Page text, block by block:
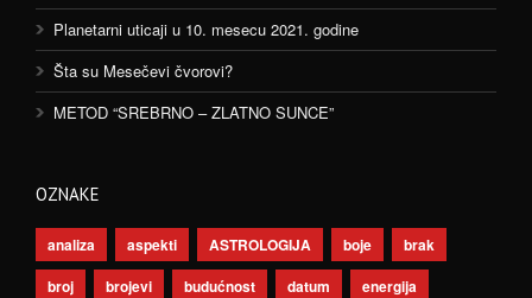
Planetarni uticaji u 10. mesecu 2021. godine
Šta su Mesečevi čvorovi?
METOD “SREBRNO – ZLATNO SUNCE”
OZNAKE
analiza aspekti ASTROLOGIJA boje
brak
broj
brojevi budućnost datum
energija